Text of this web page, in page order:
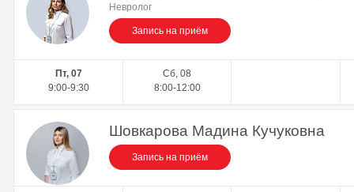
Невролог
Запись на приём
Пт, 07
9:00-9:30
Сб, 08
8:00-12:00
Шовкарова Мадина Кучуковна
Запись на приём